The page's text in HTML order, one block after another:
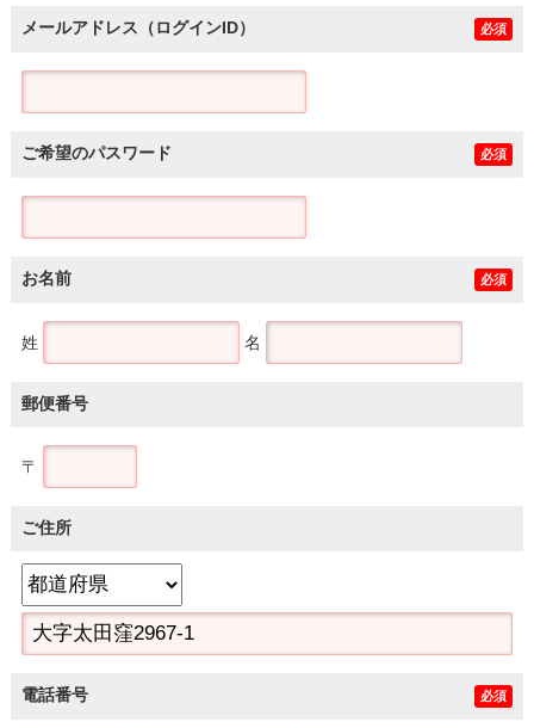
メールアドレス（ログインID） 必須
ご希望のパスワード 必須
お名前 必須
姓 名
郵便番号
〒
ご住所
電話番号 必須